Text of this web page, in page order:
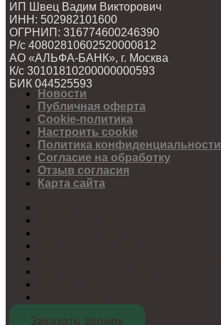
ИП Швец Вадим Викторович
ИНН: 502982101600
ОГРНИП: 316774600246390
Р/с 40802810602520000812
АО «АЛЬФА-БАНК», г. Москва
К/с 30101810200000000593
БИК 044525593
Новости
Публичная оферта
Cookie-политика
Настроить cookie
Политика конфиденциальности
Согласие на обработку
Отзыв согласия
Карта сайта
Заказать звонок